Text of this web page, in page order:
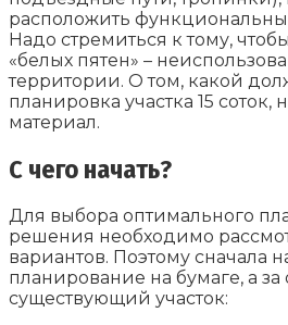
расположить
Надо стремиться к тому,
«белых пятен» –
территории. О том, какой
планировка участка 15
материал.
С чего начать?
Для выбора оптимального
решения необходимо
вариантов. Поэтому сначала
планирование на бумаге, а за
существующий участок: